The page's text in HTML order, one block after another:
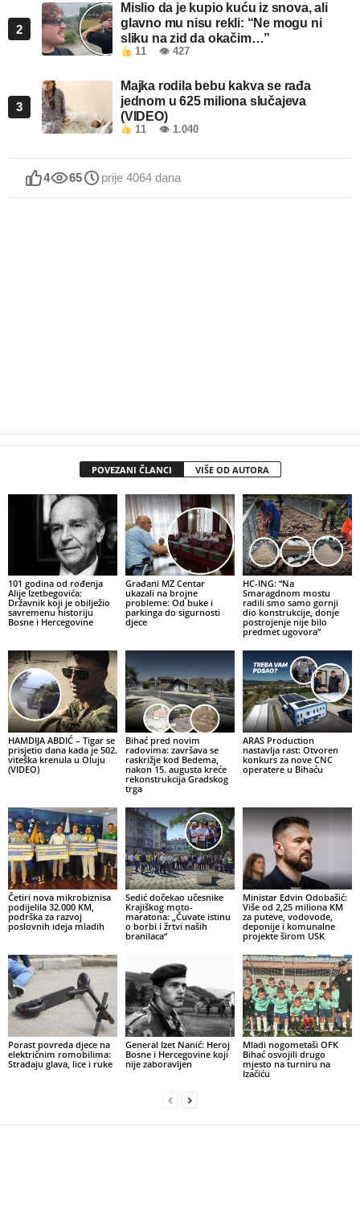
2
Mislio da je kupio kuću iz snova, ali
glavno mu nisu rekli: “Ne mogu ni
sliku na zid da okačim…”
11 👁 427
3
Majka rodila bebu kakva se rađa
jednom u 625 miliona slučajeva
(VIDEO)
11 👁 1.040
4 65 prije 4064 dana
POVEZANI ČLANCI VIŠE OD AUTORA
101 godina od rođenja
Alije Izetbegovića:
Državnik koji je obilježio
savremenu historiju
Bosne i Hercegovine
Građani MZ Centar
ukazali na brojne
probleme: Od buke i
parkinga do sigurnosti
djece
HC-ING: “Na
Smaragdnom mostu
radili smo samo gornji
dio konstrukcije, donje
postrojenje nije bilo
predmet ugovora”
HAMDIJA ABDIĆ – Tigar se
prisjetio dana kada je 502.
viteška krenula u Oluju
(VIDEO)
Bihać pred novim
radovima: završava se
raskrižje kod Bedema,
nakon 15. augusta kreće
rekonstrukcija Gradskog
trga
ARAS Production
nastavlja rast: Otvoren
konkurs za nove CNC
operatere u Bihaću
Četiri nova mikrobiznisa
podijelila 32.000 KM,
podrška za razvoj
poslovnih ideja mladih
Sedić dočekao učesnike
Krajiškog moto-
maratona: „Čuvate istinu
o borbi i žrtvi naših
branilaca“
Ministar Edvin Odobašić:
Više od 2,25 miliona KM
za puteve, vodovode,
deponije i komunalne
projekte širom USK
Porast povreda djece na
električnim romobilima:
Stradaju glava, lice i ruke
General Izet Nanić: Heroj
Bosne i Hercegovine koji
nije zaboravljen
Mladi nogometaši OFK
Bihać osvojili drugo
mjesto na turniru na
Izačiću